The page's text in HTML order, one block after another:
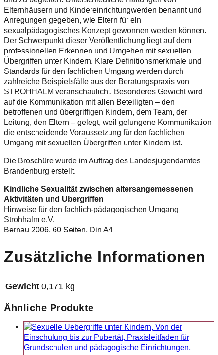
Elternhäusern und Kindereinrichtungwerden benannt und
Anregungen gegeben, wie Eltern für ein
sexualpädagogisches Konzept gewonnen werden können.
Der Schwerpunkt dieser Veröffentlichung liegt auf dem
professionellen Erkennen und Umgehen mit sexuellen
Übergriffen unter Kindern. Klare Definitionsmerkmale und
Standards für den fachlichen Umgang werden durch
zahlreiche Beispielsfälle aus der Beratungspraxis von
STROHHALM veranschaulicht. Besonderes Gewicht wird
auf die Kommunikation mit allen Beteiligten – den
betroffenen und übergriffigen Kindern, dem Team, der
Leitung, den Eltern – gelegt, weil gelungene Kommunikation
die entscheidende Voraussetzung für den fachlichen
Umgang mit sexuellen Übergriffen unter Kindern ist.
Die Broschüre wurde im Auftrag des Landesjugendamtes
Brandenburg erstellt.
Kindliche Sexualität zwischen altersangemessenen
Aktivitäten und Übergriffen
Hinweise für den fachlich-pädagogischen Umgang
Strohhalm e.V.
Bernau 2006, 60 Seiten, Din A4
Zusätzliche Informationen
Gewicht 0,171 kg
Ähnliche Produkte